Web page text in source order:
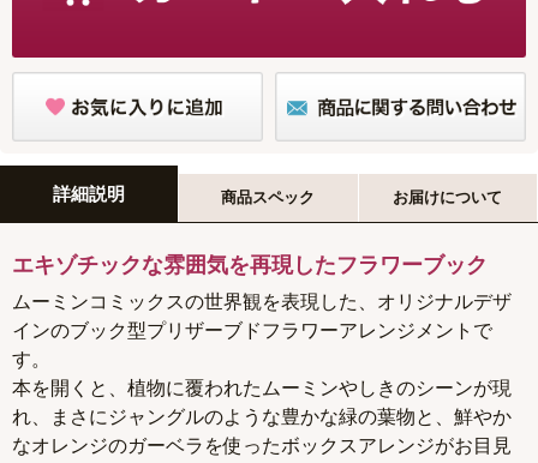
詳細説明 商品スペック お届けについて
エキゾチックな雰囲気を再現したフラワーブック
ムーミンコミックスの世界観を表現した、オリジナルデザ
インのブック型プリザーブドフラワーアレンジメントで
す。
本を開くと、植物に覆われたムーミンやしきのシーンが現
れ、まさにジャングルのような豊かな緑の葉物と、鮮やか
なオレンジのガーベラを使ったボックスアレンジがお目見